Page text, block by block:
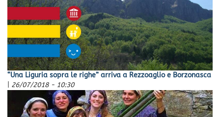
“Una Liguria sopra le righe” arriva a Rezzoaglio e Borzonasca
26/07/2018 - 10:30